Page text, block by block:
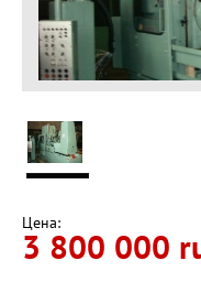
Цена:
3 800 000